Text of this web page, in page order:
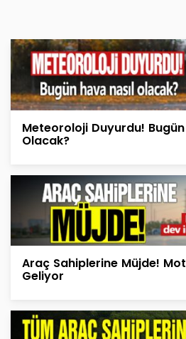
Meteoroloji Duyurdu! Bugün
Olacak?
Araç Sahiplerine Müjde!
Geliyor